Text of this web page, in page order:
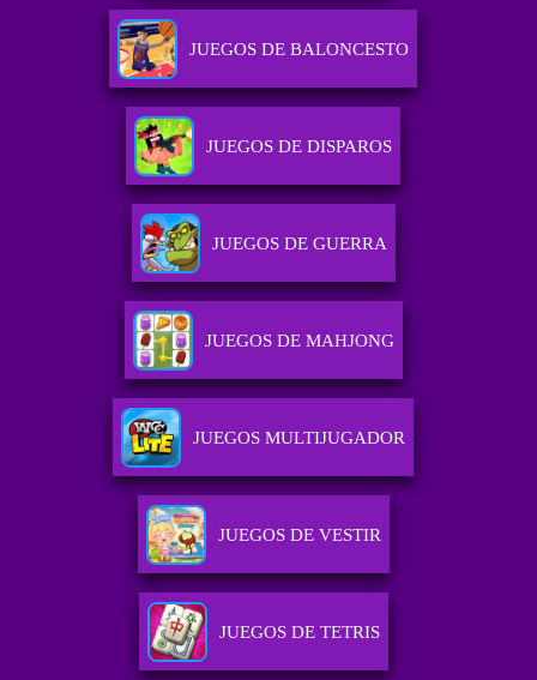
JUEGOS DE BALONCESTO
JUEGOS DE DISPAROS
JUEGOS DE GUERRA
JUEGOS DE MAHJONG
JUEGOS MULTIJUGADOR
JUEGOS DE VESTIR
JUEGOS DE TETRIS